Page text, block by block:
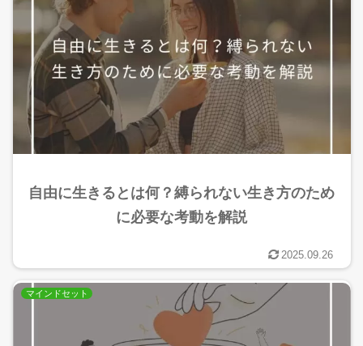
自由に生きるとは何？縛られない生き方のため
に必要な考動を解説
2025.09.26
マインドセット